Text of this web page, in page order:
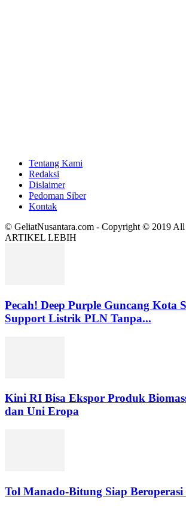
Tentang Kami
Redaksi
Dislaimer
Pedoman Siber
Kontak
© GeliatNusantara.com - Copyright © 2019 All
ARTIKEL LEBIH
Pecah! Deep Purple Guncang Kota
Support Listrik PLN Tanpa...
Kini RI Bisa Ekspor Produk
dan Uni Eropa
Tol Manado-Bitung Siap Beroperasi